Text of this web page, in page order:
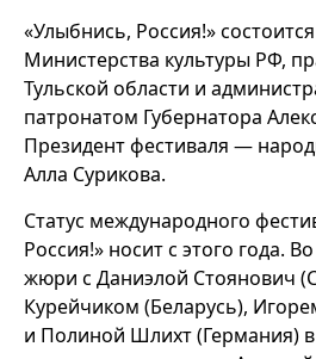
«Улыбнись, Россия!»
Министерства культуры РФ,
Тульской области и
патронатом Губернатора
Президент фестиваля —
Алла Сурикова.
Статус международного
Россия!» носит с этого года.
жюри с Даниэлой Стоянович
Курейчиком (Беларусь),
и Полиной Шлихт (Германия) в